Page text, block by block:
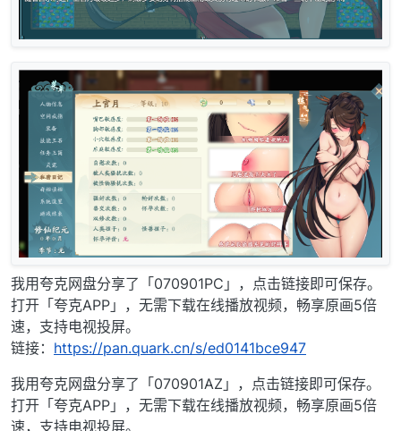
我用夸克网盘分享了「070901PC」，点击链接即可保存。
打开「夸克APP」，无需下载在线播放视频，畅享原画5倍
速，支持电视投屏。
链接： https://pan.quark.cn/s/ed0141bce947
我用夸克网盘分享了「070901AZ」，点击链接即可保存。
打开「夸克APP」，无需下载在线播放视频，畅享原画5倍
速，支持电视投屏。